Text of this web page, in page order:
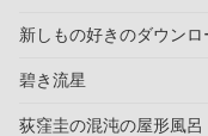
新しもの好きのダウンロ
碧き流星
荻窪圭の混沌の屋形風呂